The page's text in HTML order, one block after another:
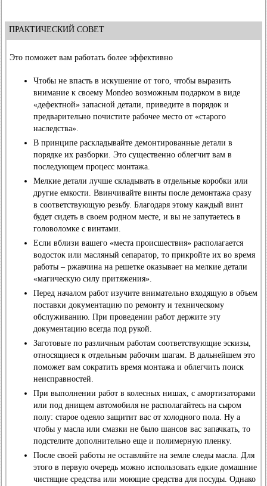
ПРАКТИЧЕСКИЙ СОВЕТ
Это поможет вам работать более эффективно
Чтобы не впасть в искушение от того, чтобы выразить
внимание к своему Mondeo возможным подарком в виде
«дефектной» запасной детали, приведите в порядок и
предварительно почистите рабочее место от «старого
наследства».
В принципе раскладывайте демонтированные детали в
порядке их разборки. Это существенно облегчит вам в
последующем процесс монтажа.
Мелкие детали лучше складывать в отдельные коробки или
другие емкости. Ввинчивайте винты после демонтажа сразу
в соответствующую резьбу. Благодаря этому каждый винт
будет сидеть в своем родном месте, и вы не запутаетесь в
головоломке с винтами.
Если вблизи вашего «места происшествия» располагается
водосток или масляный сепаратор, то прикройте их во время
работы – ржавчина на решетке оказывает на мелкие детали
«магическую силу притяжения».
Перед началом работ изучите внимательно входящую в объем
поставки документацию по ремонту и техническому
обслуживанию. При проведении работ держите эту
документацию всегда под рукой.
Заготовьте по различным работам соответствующие эскизы,
относящиеся к отдельным рабочим шагам. В дальнейшем это
поможет вам сократить время монтажа и облегчить поиск
неисправностей.
При выполнении работ в колесных нишах, с амортизаторами
или под днищем автомобиля не располагайтесь на сыром
полу: старое одеяло защитит вас от холодного пола. Ну а
чтобы у масла или смазки не было шансов вас запачкать, то
подстелите дополнительно еще и полимерную пленку.
После своей работы не оставляйте на земле следы масла. Для
этого в первую очередь можно использовать едкие домашние
чистящие средства или моющие средства для посуды. Однако